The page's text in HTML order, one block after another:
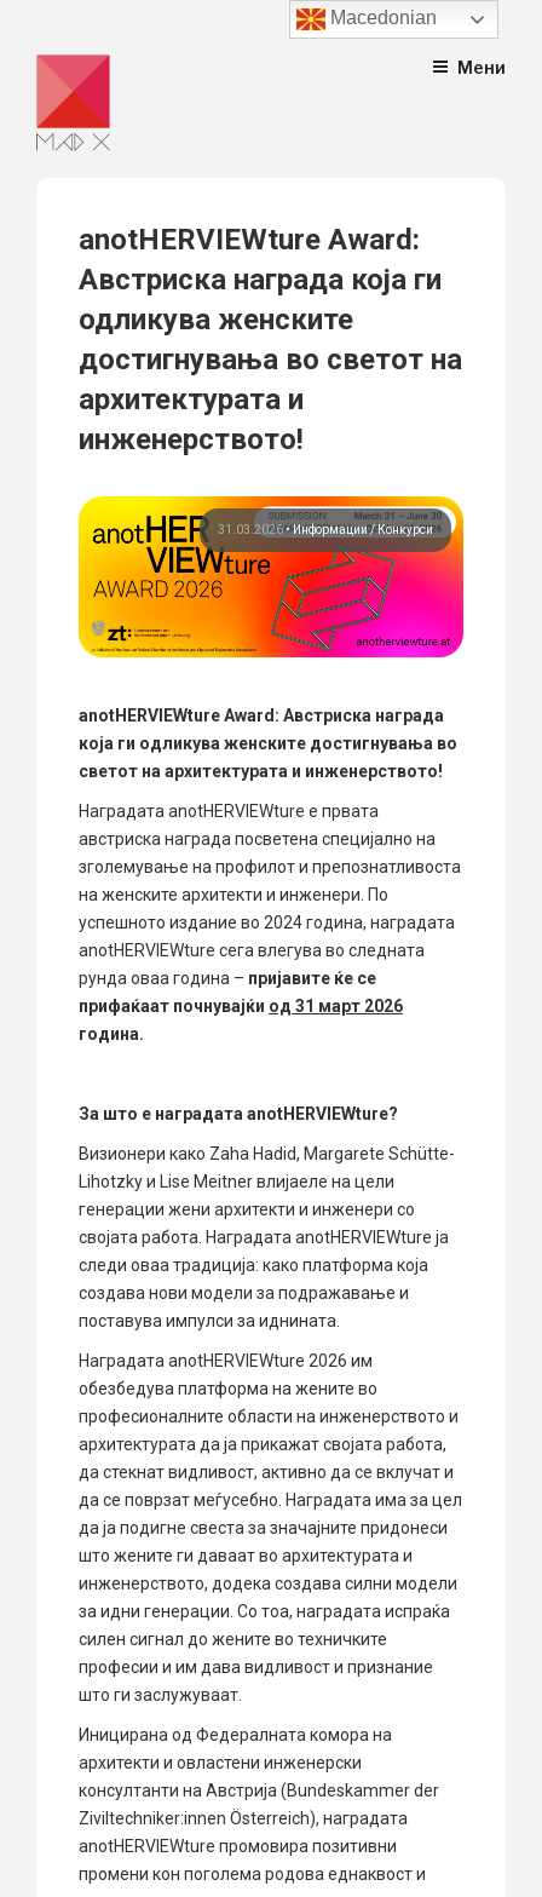
content
Мени
anotHERVIEWture Award:
Австриска награда која ги
одликува женските
достигнувања во светот на
архитектурата и
инженерството!
31.03.2026•Информации Конкурси
anotHERVIEWture Award: Австриска награда
која ги одликува женските достигнувања во
светот на архитектурата и инженерството!
Наградата anotHERVIEWture е првата
австриска награда посветена специјално на
зголемување на профилот и препознатливоста
на женските архитекти и инженери. По
успешното издание во 2024 година, наградата
anotHERVIEWture сега влегува во следната
рунда оваа година – пријавите ќе се
прифаќаат почнувајќи од 31 март 2026
година.
За што е наградата anotHERVIEWture?
Визионери како Zaha Hadid, Margarete Schütte-
Lihotzky и Lise Meitner влијаеле на цели
генерации жени архитекти и инженери со
својата работа. Наградата anotHERVIEWture ја
следи оваа традиција: како платформа која
создава нови модели за подражавање и
поставува импулси за иднината.
Наградата anotHERVIEWture 2026 им
обезбедува платформа на жените во
професионалните области на инженерството и
архитектурата да ја прикажат својата работа,
да стекнат видливост, активно да се вклучат и
да се поврзат меѓусебно. Наградата има за цел
да ја подигне свеста за значајните придонеси
што жените ги даваат во архитектурата и
инженерството, додека создава силни модели
за идни генерации. Со тоа, наградата испраќа
силен сигнал до жените во техничките
професии и им дава видливост и признание
што ги заслужуваат.
Иницирана од Федералната комора на
архитекти и овластени инженерски
консултанти на Австрија (Bundeskammer der
Ziviltechniker:innen Österreich), наградата
anotHERVIEWture промовира позитивни
промени кон поголема родова еднаквост и
Macedonian